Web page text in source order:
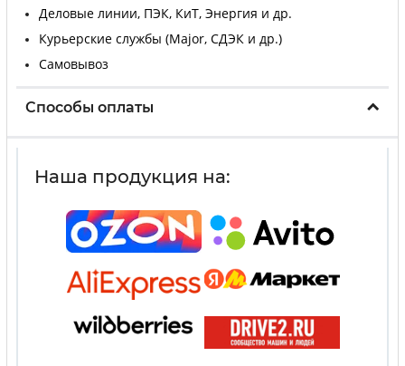
Деловые линии, ПЭК, КиТ, Энергия и др.
Курьерские службы (Major, СДЭК и др.)
Самовывоз
Способы оплаты
Наша продукция на: